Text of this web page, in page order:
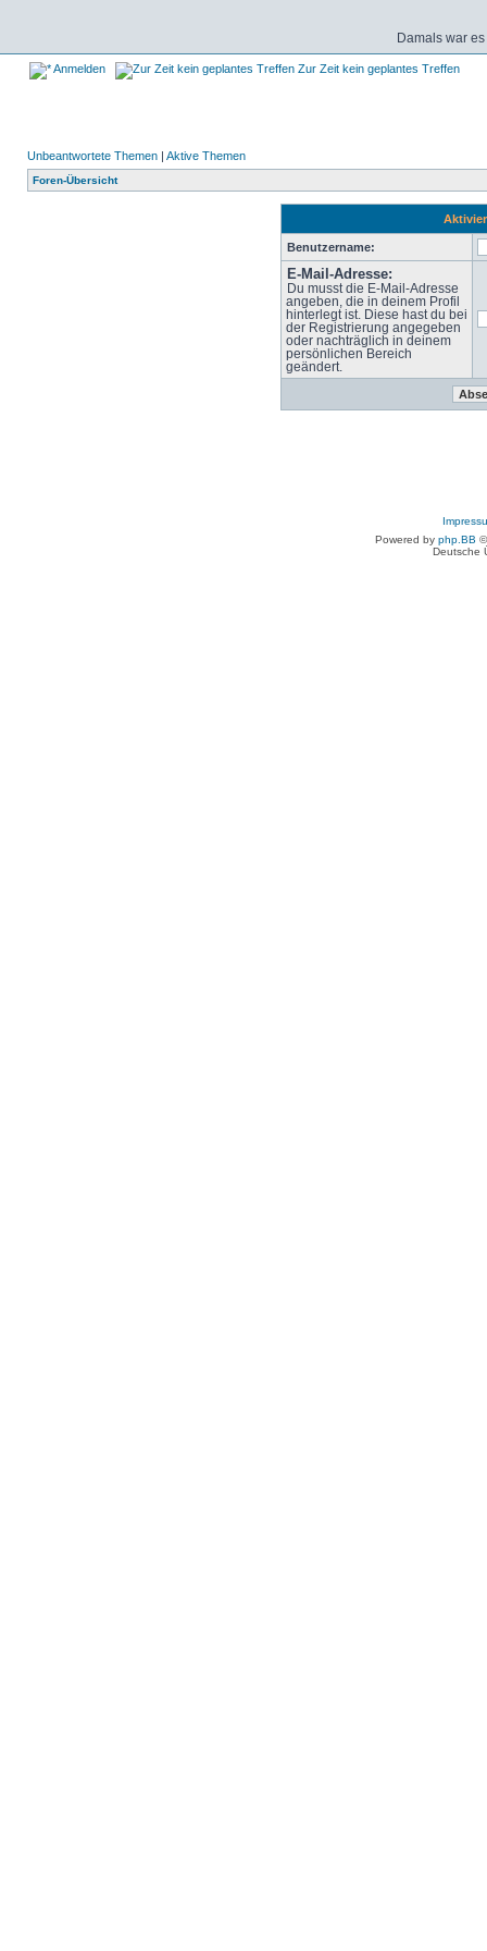
Damals war
Anmelden Zur Zeit kein geplantes Treffen
Unbeantwortete Themen | Aktive Themen
Foren-Übersicht
Benutzername:
E-Mail-Adresse:
Du musst die E-Mail-Adresse
angeben, die in deinem Profil
hinterlegt ist. Diese hast du bei
der Registrierung angegeben
oder nachträglich in deinem
persönlichen Bereich
geändert.
Powered by php.BB
Deutsche